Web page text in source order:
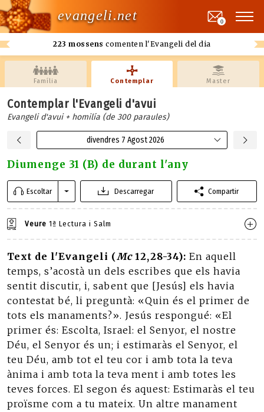
evangeli.net
223 mossens comenten l'Evangeli del dia
0
Família Contemplar Master
Contemplar l'Evangeli d'avui
Evangeli d'avui + homilía (de 300 paraules)
divendres 7 Agost 2026
Diumenge 31 (B) de durant l'any
Escoltar Descarregar Compartir
Veure 1ª Lectura i Salm
Text de l'Evangeli (Mc12,28-34): En aquell
temps, s’acostà un dels escribes que els havia
sentit discutir, i, sabent que [Jesús] els havia
contestat bé, li preguntà: «Quin és el primer de
tots els manaments?». Jesús respongué: «El
primer és: Escolta, Israel: el Senyor, el nostre
Déu, el Senyor és un; i estimaràs el Senyor, el
teu Déu, amb tot el teu cor i amb tota la teva
ànima i amb tota la teva ment i amb totes les
teves forces. El segon és aquest: Estimaràs el teu
proïsme com a tu mateix. Un altre manament